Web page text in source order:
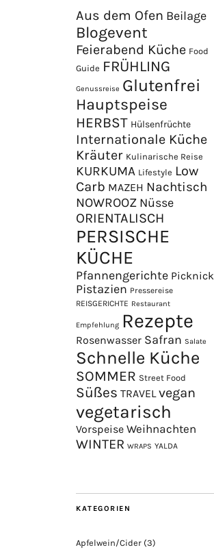
Aus dem Ofen Beilage
Blogevent
Feierabend Küche Food
Guide FRÜHLING
Genussreise Glutenfrei
Hauptspeise
HERBST Hülsenfrüchte
Internationale Küche
Kräuter Kulinarische Reise
KURKUMA Lifestyle Low
Carb MAZEH Nachtisch
NOWROOZ Nüsse
ORIENTALISCH
PERSISCHE
KÜCHE
Pfannengerichte Picknick
Pistazien Pressereise
REISGERICHTE Restaurant
Empfehlung Rezepte
Rosenwasser Safran Salate
Schnelle Küche
SOMMER Street Food
Süßes TRAVEL vegan
vegetarisch
Vorspeise Weihnachten
WINTER WRAPS YALDA
KATEGORIEN
Apfelwein/Cider (3)